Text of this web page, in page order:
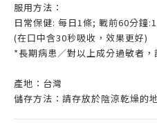
服用方法：
日常保健: 每日1條; 戰前60分鐘
(在口中含30秒吸收，效果更好)
*長期病患／對以上成分過敏者
產地：台灣
儲存方法：請存放於陰涼乾燥的